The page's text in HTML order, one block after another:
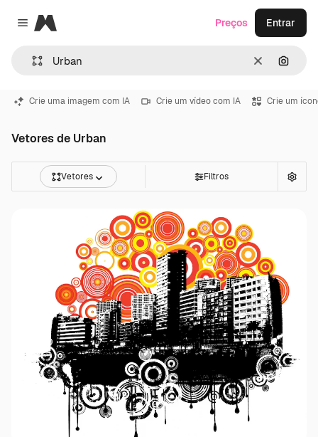
Close menu
Magnific
Limpar
Preços Entrar
Crie uma imagem com IA Crie um vídeo com IA Crie um
Vetores de Urban
Vetores Filtros